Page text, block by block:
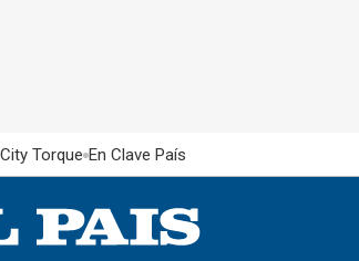
Torque En Clave País